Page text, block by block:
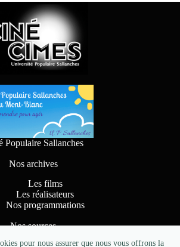
pour nous assurer que nous vous offrons la
Populaire Sallanches
Nos archives
Les films
Les réalisateurs
Nos programmations
Nos sources